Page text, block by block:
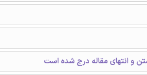
و انتهای مقاله درج شده است